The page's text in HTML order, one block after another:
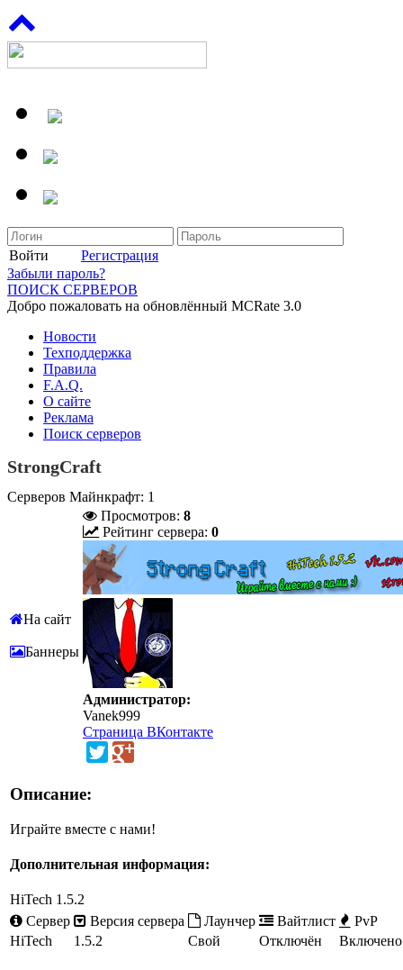
Войти
Регистрация
Забыли пароль?
ПОИСК СЕРВЕРОВ
Добро пожаловать на обновлённый MCRate 3.0
Новости
Техподдержка
Правила
F.A.Q.
О сайте
Реклама
Поиск серверов
StrongCraft
Серверов Майнкрафт: 1
На сайт
Баннеры
Просмотров: 8
Рейтинг сервера: 0
Администратор:
Vanek999
Страница ВКонтакте
Описание:
Играйте вместе с нами!
Дополнительная информация:
HiTech 1.5.2
Сервер
Версия сервера Лаунчер Вайтлист
PvP
HiTech
1.5.2 Свой Отключён Включено